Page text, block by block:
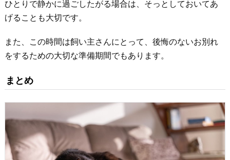
ひとりで静かに過ごしたがる場合は、そっとしておいてあ
げることも大切です。
また、この時間は飼い主さんにとって、後悔のないお別れ
をするための大切な準備期間でもあります。
まとめ